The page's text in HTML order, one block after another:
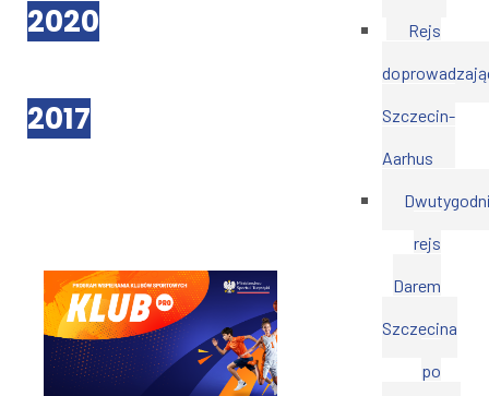
Rejs
Szczecin-
Aarhus
rejs
Darem
Szczecina
po
2020
2017